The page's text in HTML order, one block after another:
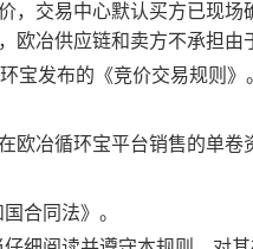
，交易中心默认买方已现
欧冶供应链和卖方不承担由
宝发布的《竞价交易规则》
欧冶循环宝平台销售的单卷
合同法》。